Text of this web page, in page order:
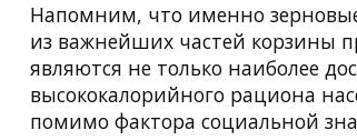
Напомним, что именно
из важнейших частей корзины
являются не только наиболее
высококалорийного рациона
помимо фактора социальной